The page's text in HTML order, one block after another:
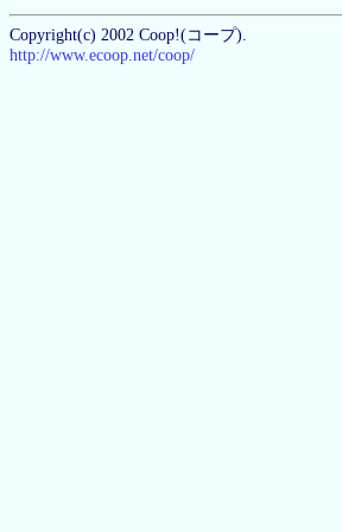
Copyright(c) 2002 Coop!(コープ).
http://www.ecoop.net/coop/